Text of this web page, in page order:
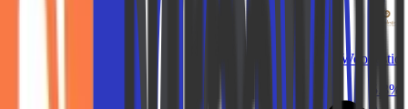
Woodestic
5.3%